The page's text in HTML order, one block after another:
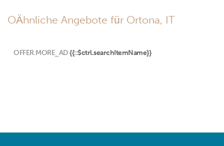
OÄhnliche Angebote für Ortona, IT
OFFER.MORE_AD {{::$ctrl.searchItemName}}